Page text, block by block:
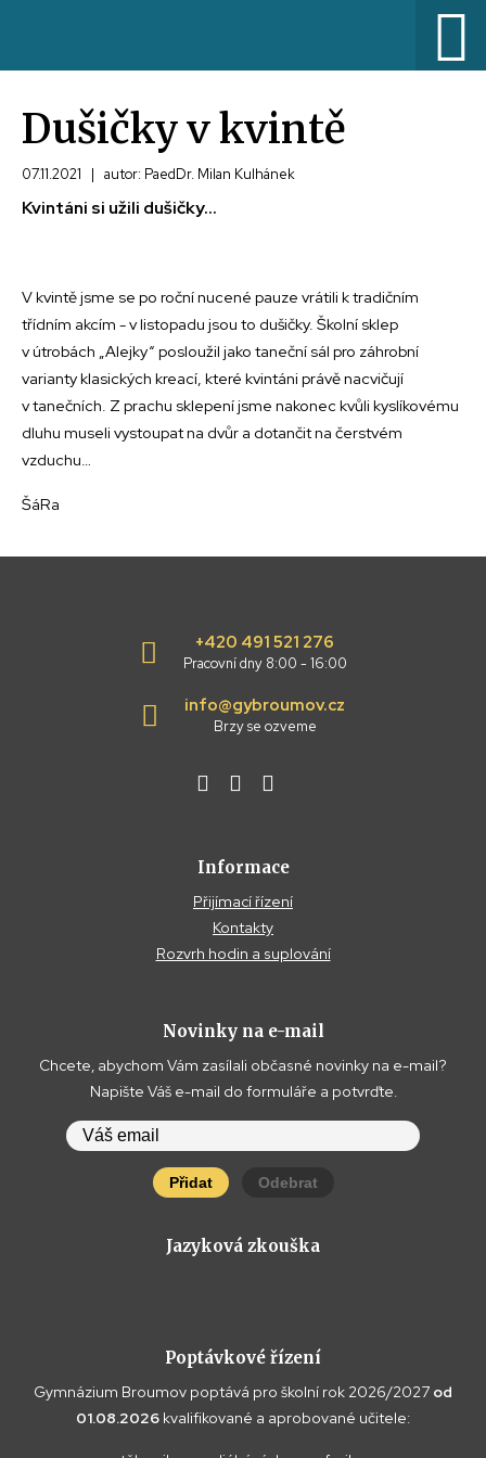
Dušičky v kvintě
07.11.2021 | autor: PaedDr. Milan Kulhánek
Kvintáni si užili dušičky...
V kvintě jsme se po roční nucené pauze vrátili k tradičním
třídním akcím - v listopadu jsou to dušičky. Školní sklep
v útrobách „Alejky“ posloužil jako taneční sál pro záhrobní
varianty klasických kreací, které kvintáni právě nacvičují
v tanečních. Z prachu sklepení jsme nakonec kvůli kyslíkovému
dluhu museli vystoupat na dvůr a dotančit na čerstvém
vzduchu…
ŠáRa
+420 491 521 276
Pracovní dny 8:00 - 16:00
info@gybroumov.cz
Brzy se ozveme
Informace
Přijímací řízení
Kontakty
Rozvrh hodin a suplování
Novinky na e-mail
Chcete, abychom Vám zasílali občasné novinky na e-mail?
Napište Váš e-mail do formuláře a potvrďte.
Přidat Odebrat
Jazyková zkouška
Poptávkové řízení
Gymnázium Broumov poptává pro školní rok 2026/2027 od
01.08.2026 kvalifikované a aprobované učitele: